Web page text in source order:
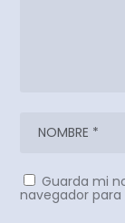
Guarda mi
navegador